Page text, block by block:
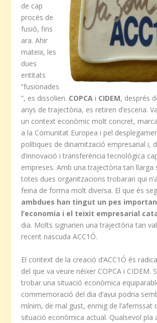
de cap
procés de
fusió, fins
ara. Ahir
mateix, les
dues
entitats
“fusionades
”, es dissolien. COPCA i CIDEM, després
anys de trajectòria, es retiren d’escena.
un context econòmic molt concret,
a la Comunitat Europea i pel
polítiques de dinamització empresarial i,
d’innovació i transferència tecnològica
empreses. Amb una trajectòria tan llarga
totes dues organitzacions trobaran qui
feina de forma molt diversa. El que és
ambdues han tingut un pes
l’economia i el teixit empresarial
dia. Molts signarien una trajectòria tan
recent nascuda ACC1Ó.
El context de la creació d’ACC1Ó és
del que va veure néixer COPCA i CIDEM.
trobar una situació econòmica
commemoració del dia d’avui podria
mínim, de mal gust, enmig de l’aferrissat
situació econòmica actual. Qualsevol pla